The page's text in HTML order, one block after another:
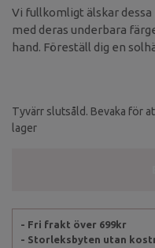
Vi fullkomligt älskar
med deras underbara
hand. Föreställ dig en
Tyvärr slutsåld. Bevaka för
lager
- Fri frakt över 699kr
- Storleksbyten utan